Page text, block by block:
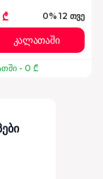
0% 12 თვე
- 0 ₾
კალათაში